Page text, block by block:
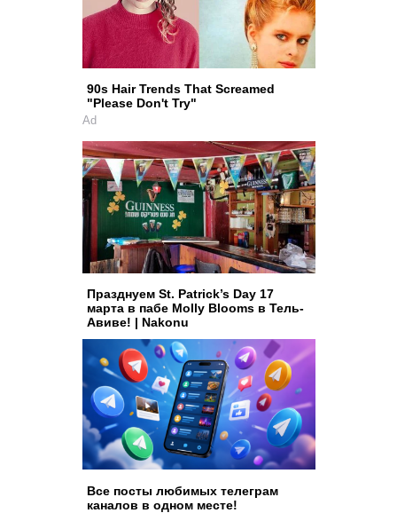
90s Hair Trends That Screamed
"Please Don't Try"
Ad
Празднуем St. Patrick’s Day 17
марта в пабе Molly Blooms в Тель-
Авиве! | Nakonu
Все посты любимых телеграм
каналов в одном месте!